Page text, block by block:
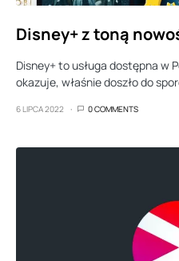
Disney+ z toną
Disney+ to usługa dostępna w
okazuje, właśnie doszło do
6 LIPCA 2022 0 COMMENTS